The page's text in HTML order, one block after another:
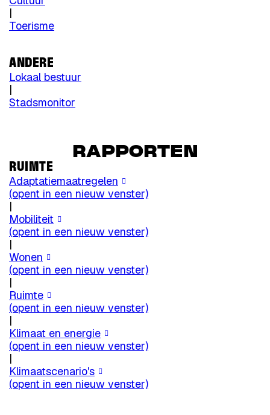
|
Toerisme
ANDERE
Lokaal bestuur
|
Stadsmonitor
RAPPORTEN
RUIMTE
Adaptatiemaatregelen
(opent in een nieuw venster)
|
Mobiliteit
(opent in een nieuw venster)
|
Wonen
(opent in een nieuw venster)
|
Ruimte
(opent in een nieuw venster)
|
Klimaat en energie
(opent in een nieuw venster)
|
Klimaatscenario's
(opent in een nieuw venster)